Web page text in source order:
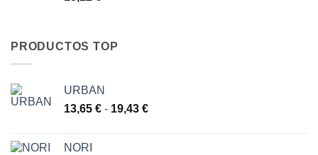
PRODUCTOS TOP
URBAN
13,65 € - 19,43 €Rango
NORI